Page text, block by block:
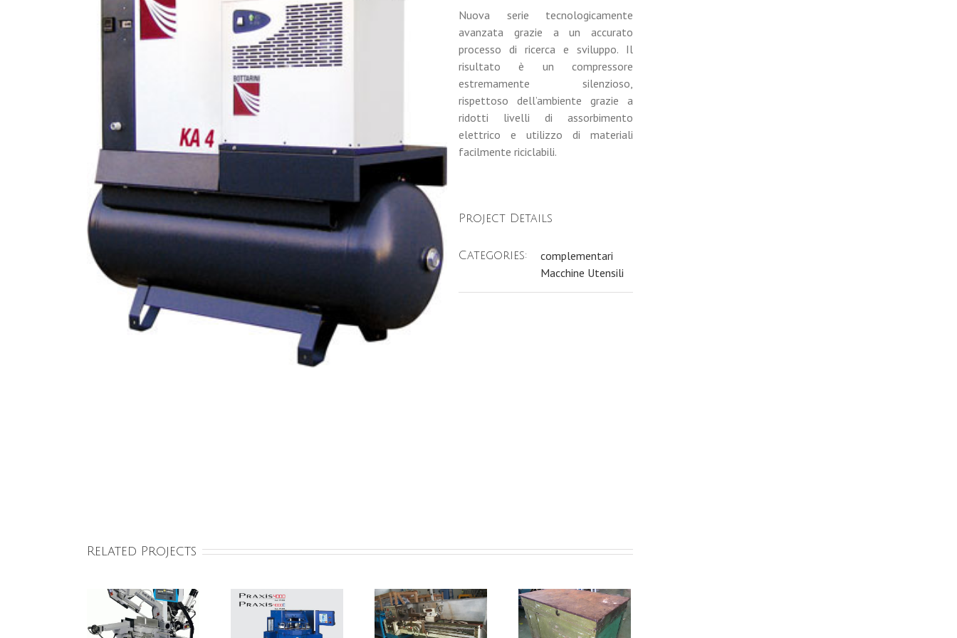
Nuova serie tecnologicamente
avanzata grazie a un accurato
processo di ricerca e sviluppo. Il
risultato è un compressore
estremamente silenzioso,
rispettoso dell’ambiente grazie a
ridotti livelli di assorbimento
elettrico e utilizzo di materiali
facilmente riciclabili.
Project Details
Categories:
complementari
Macchine Utensili
Related Projects